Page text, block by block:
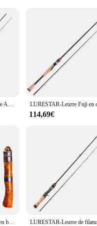
environment. Its ergonomic
for precise control, while the
a superior fishing experience.
for a variety of fishing
The inclusion of a high-
to a wide range of users
that will enhance your fishing
LURESTAR-Leurre de pêche AMER Spinning à haute teneur en carbone, 1.65m, 1.72m, L, UL, Power F Action, WT 1-12g, Newest Stream, Graduation
114,69€
Lurestar Fuji Parts-Poignée en bois pour la pêche à la truite, Spinning, Considérant la pêche au bar, 4 sections, Portable, Le plus récent, Le plus récent, Tout neuf, 1.4m